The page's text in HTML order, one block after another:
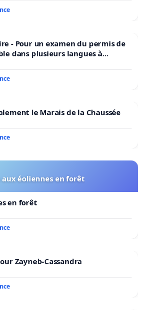
- Pour un examen du permis de
dans plusieurs langues à
le Marais de la Chaussée
aux éoliennes en forêt
en forêt
Zayneb-Cassandra